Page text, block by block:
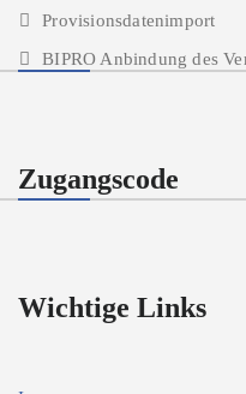
Provisionsdatenimport
BIPRO Anbindung des
Zugangscode
Wichtige Links